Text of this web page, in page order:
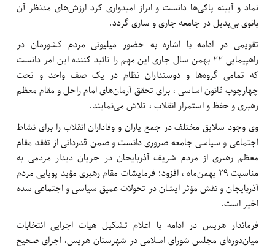
نماد و آیینه پاکی‌ها دانست و ابراز امیدواری کرد ارزش‌های مدنظر آن
بانوی بی‌بدیل در جامعه جاری و ساری گردد.
تقویمی در ادامه با اشاره به حضور میلیونی مردم کشورمان در
راهپیمایی 22 بهمن سال جاری این مهم را تائید کننده این امر دانست
که تمامی گروه‌ها و دوستداران نظام در یک صف واحد و تحت
چهارچوب قانون اساسی ، برای تحقق آرمان‌های امام راحل و مقام معظم
رهبری و حفظ و استمرار انقلاب ، تلاش می‌نمایند.
وی وجود سلایق مختلف در جمع یاران و وفاداران انقلاب را برای نشاط
اجتماعی و سیاسی جامعه ضروری دانست و ضمن قدردانی از تفقد مقام
معظم رهبری از مردم شریف آذربایجان در جریان دیدار مردمی به
مناسبت 29 بهمن‌ماه ، افزود: فرمایشات مقام رهبری مؤید پویایی مردم
آذربایجان و نقش مؤثر ایشان در تحولات عمیق سیاسی و اجتماعی سده
اخیر است.
فرماندار هریس در ادامه با اعلام تشکیل هیات اجرایی انتخابات
میان‌دوره‌ای مجلس شورای اسلامی در شهرستان هریس، اجرای صحیح